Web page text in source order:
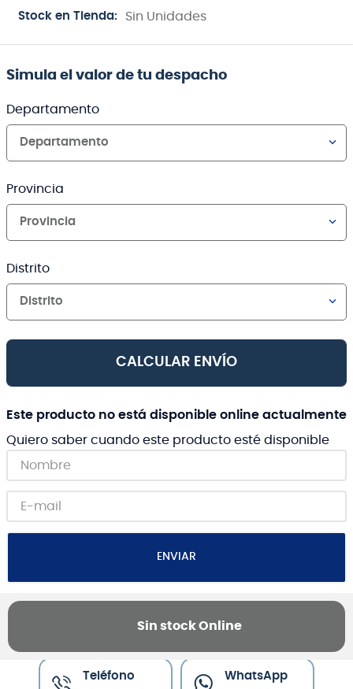
Stock en Tienda: Sin Unidades
Simula el valor de tu despacho
Departamento
Departamento
Provincia
Provincia
Distrito
Distrito
CALCULAR ENVÍO
Este producto no está disponible online actualmente
Quiero saber cuando este producto esté disponible
ENVIAR
Sin stock Online
Canales de venta y asesoría
Teléfono WhatsApp